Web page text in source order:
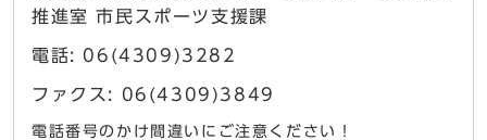
推進室 市民スポーツ支援課
電話: 06(4309)3282
ファクス: 06(4309)3849
電話番号のかけ間違いにご注意ください！